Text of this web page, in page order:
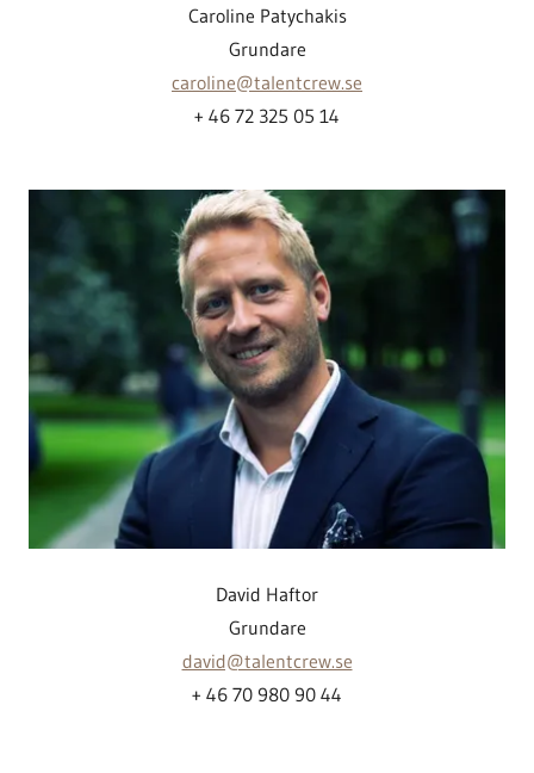
Caroline Patychakis
Grundare
caroline@talentcrew.se
+ 46 72 325 05 14
David Haftor
Grundare
david@talentcrew.se
+ 46 70 980 90 44